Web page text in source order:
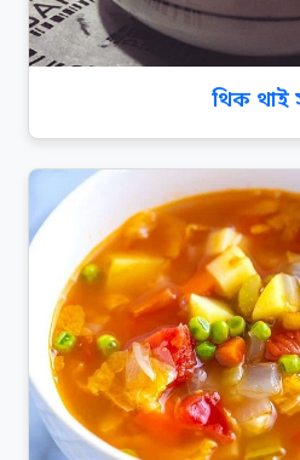
থিক থাই